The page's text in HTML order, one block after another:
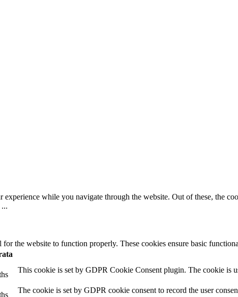
while you navigate through the website. Out of these, the
...
for the website to function properly. These cookies ensure basic
This cookie is set by GDPR Cookie Consent plugin. The cookie is
The cookie is set by GDPR cookie consent to record the user